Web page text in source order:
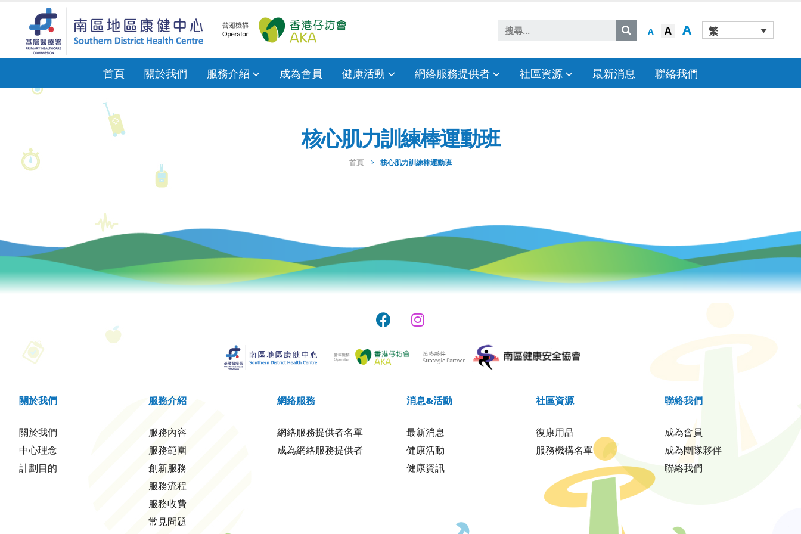
A A A 繁
首頁 關於我們 服務介紹 成為會員 健康活動 網絡服務提供者 社區資源 最新消息 聯絡我們
核心肌力訓練棒運動班
首頁 核心肌力訓練棒運動班
關於我們
關於我們
中心理念
計劃目的
服務介紹
服務內容
服務範圍
創新服務
服務流程
服務收費
常見問題
網絡服務
網絡服務提供者名單
成為網絡服務提供者
消息&活動
最新消息
健康活動
健康資訊
社區資源
復康用品
服務機構名單
聯絡我們
成為會員
成為團隊夥伴
聯絡我們